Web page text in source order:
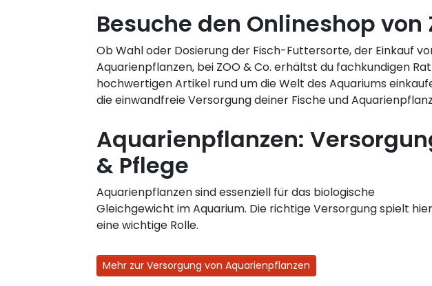
Besuche den Onlineshop von
Ob Wahl oder Dosierung der Fisch-Futtersorte, der Einkauf
Aquarienpflanzen, bei ZOO & Co. erhältst du fachkundigen
hochwertigen Artikel rund um die Welt des Aquariums
die einwandfreie Versorgung deiner Fische und
Aquarienpflanzen:
& Pflege
Aquarienpflanzen sind essenziell für das biologische
Gleichgewicht im Aquarium. Die richtige Versorgung spielt hier
eine wichtige Rolle.
Mehr zur Versorgung von Aquarienpflanzen